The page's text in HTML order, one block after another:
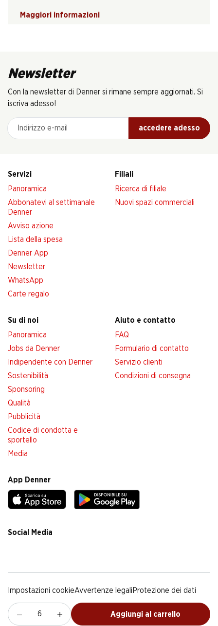
Aggiungi al carrello
Maggiori informazioni
Newsletter
Con la newsletter di Denner si rimane sempre aggiornati. Si
iscriva adesso!
Indirizzo e-mail
accedere adesso
Servizi
Panoramica
Abbonatevi al settimanale
Denner
Avviso azione
Lista della spesa
Denner App
Newsletter
WhatsApp
Carte regalo
Filiali
Ricerca di filiale
Nuovi spazi commerciali
Su di noi
Panoramica
Jobs da Denner
Indipendente con Denner
Sostenibilità
Sponsoring
Qualità
Pubblicità
Codice di condotta e
sportello
Media
Aiuto e contatto
FAQ
Formulario di contatto
Servizio clienti
Condizioni di consegna
App Denner
Social Media
Impostazioni cookieAvvertenze legali Protezione dei dati
ColofoneCondizioni Generali